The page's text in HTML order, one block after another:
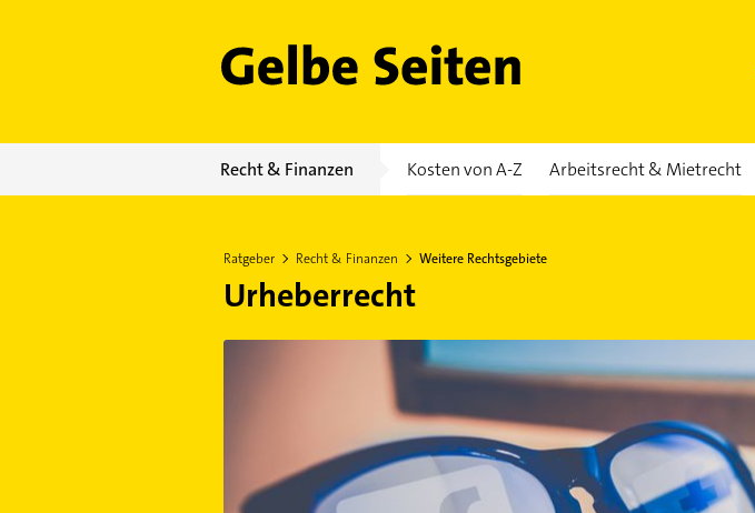
Gelbe Seiten
Recht & Finanzen Kosten von A-Z Arbeitsrecht & Mietrecht
Ratgeber Recht & Finanzen Weitere Rechtsgebiete
Urheberrecht